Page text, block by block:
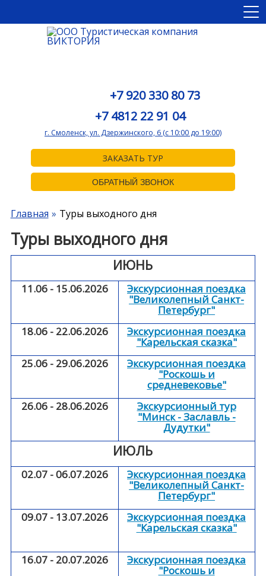
ЗАКАЗАТЬ ТУР
ОБРАТНЫЙ ЗВОНОК
+7 920 330 80 73
+7 4812 22 91 04
г. Смоленск, ул. Дзержинского, 6 (с 10:00 до 19:00)
Главная Туры выходного дня
Туры выходного дня
ИЮНЬ
11.06 - 15.06.2026 Экскурсионная поездка
"Великолепный Санкт-
Петербург"
18.06 - 22.06.2026
Экскурсионная поездка
"Карельская сказка"
25.06 - 29.06.2026
Экскурсионная поездка
"Роскошь и
средневековье"
26.06 - 28.06.2026
Экскурсионный тур
"Минск - Заславль -
Дудутки"
ИЮЛЬ
02.07 - 06.07.2026 Экскурсионная поездка
"Великолепный Санкт-
Петербург"
09.07 - 13.07.2026
Экскурсионная поездка
"Карельская сказка"
16.07 - 20.07.2026 Экскурсионная поездка
"Роскошь и